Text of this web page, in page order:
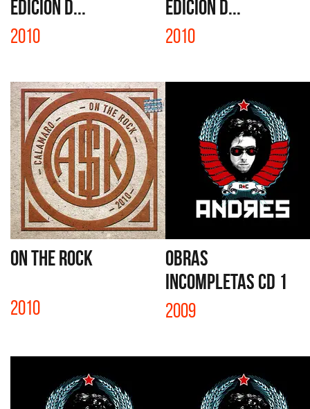
EDICION D...
2010
EDICION D...
2010
ON THE ROCK
2010
OBRAS
INCOMPLETAS CD 1
2009